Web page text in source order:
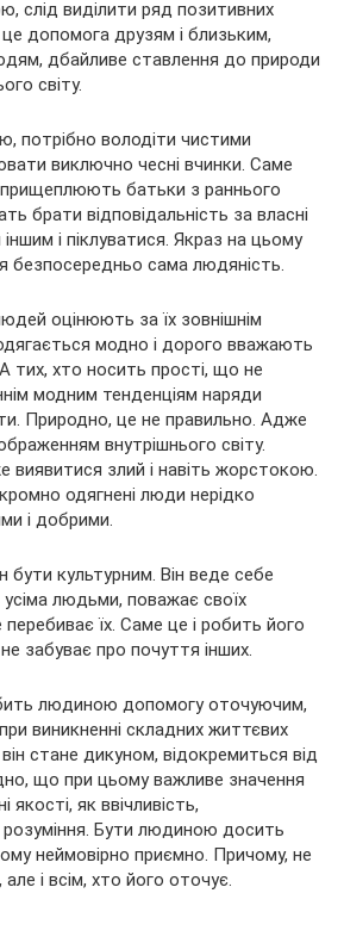
слід виділити ряд позитивних
допомога друзям і близьким,
дбайливе ставлення до природи
світу.
потрібно володіти чистими
виключно чесні вчинки. Саме
прищеплюють батьки з раннього
брати відповідальність за власні
і піклуватися. Якраз на цьому
безпосередньо сама людяність.
оцінюють за їх зовнішнім
модно і дорого вважають
тих, хто носить прості, що не
модним тенденціям наряди
Природно, це не правильно. Адже
внутрішнього світу.
злий і навіть жорстокою.
одягнені люди нерідко
і добрими.
бути культурним. Він веде себе
людьми, поважає своїх
перебиває їх. Саме це і робить його
забуває про почуття інших.
людиною допомогу оточуючим,
виникненні складних життєвих
стане дикуном, відокремиться від
що при цьому важливе значення
якості, як ввічливість,
розуміння. Бути людиною досить
неймовірно приємно. Причому, не
але і всім, хто його оточує.